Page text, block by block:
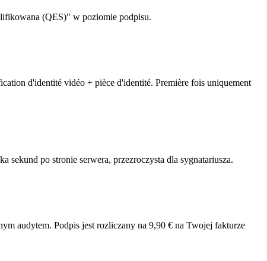
(QES)" w poziomie podpisu.
d'identité vidéo + pièce d'identité. Première fois uniquement
po stronie serwera, przezroczysta dla sygnatariusza.
audytem. Podpis jest rozliczany na 9,90 € na Twojej fakturze